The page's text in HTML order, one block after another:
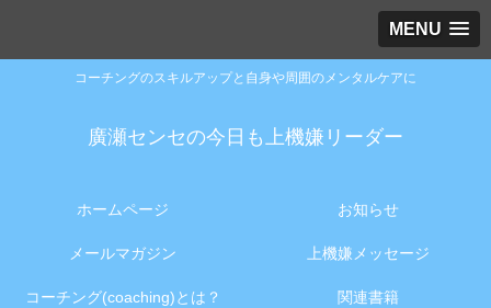
MENU
コーチングのスキルアップと自身や周囲のメンタルケアに
廣瀬センセの今日も上機嫌リーダー
ホームページ お知らせ
メールマガジン 上機嫌メッセージ
コーチング(coaching)とは？ 関連書籍